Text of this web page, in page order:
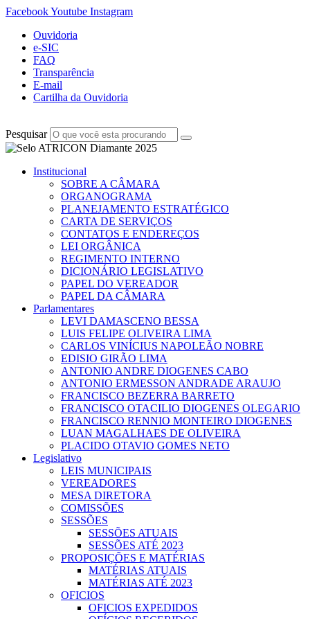
FacebookYoutube Instagram
Ouvidoria
e-SIC
FAQ
Transparência
E-mail
Cartilha da Ouvidoria
Pesquisar
Institucional
SOBRE A CÂMARA
ORGANOGRAMA
PLANEJAMENTO ESTRATÉGICO
CARTA DE SERVIÇOS
CONTATOS E ENDEREÇOS
LEI ORGÂNICA
REGIMENTO INTERNO
DICIONÁRIO LEGISLATIVO
PAPEL DO VEREADOR
PAPEL DA CÂMARA
Parlamentares
LEVI DAMASCENO BESSA
LUIS FELIPE OLIVEIRA LIMA
CARLOS VINÍCIUS NAPOLEÃO NOBRE
EDISIO GIRÃO LIMA
ANTONIO ANDRE DIOGENES CABO
ANTONIO ERMESSON ANDRADE ARAUJO
FRANCISCO BEZERRA BARRETO
FRANCISCO OTACILIO DIOGENES OLEGARIO
FRANCISCO RENNIO MONTEIRO DIOGENES
LUAN MAGALHAES DE OLIVEIRA
PLACIDO OTAVIO GOMES NETO
Legislativo
LEIS MUNICIPAIS
VEREADORES
MESA DIRETORA
COMISSÕES
SESSÕES
SESSÕES ATUAIS
SESSÕES ATÉ 2023
PROPOSIÇÕES E MATÉRIAS
MATÉRIAS ATUAIS
MATÉRIAS ATÉ 2023
OFICIOS
OFICIOS EXPEDIDOS